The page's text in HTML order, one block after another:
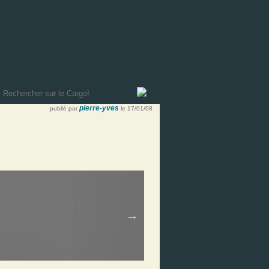
publié par pierre-yves le 17/01/08